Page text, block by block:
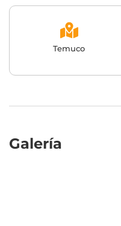
Temuco
Galería